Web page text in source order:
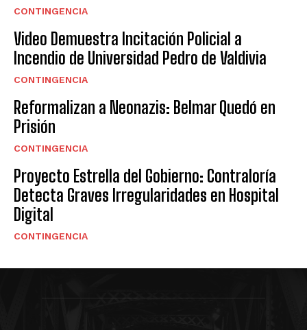
CONTINGENCIA
Video Demuestra Incitación Policial a
Incendio de Universidad Pedro de Valdivia
CONTINGENCIA
Reformalizan a Neonazis: Belmar Quedó en
Prisión
CONTINGENCIA
Proyecto Estrella del Gobierno: Contraloría
Detecta Graves Irregularidades en Hospital
Digital
CONTINGENCIA